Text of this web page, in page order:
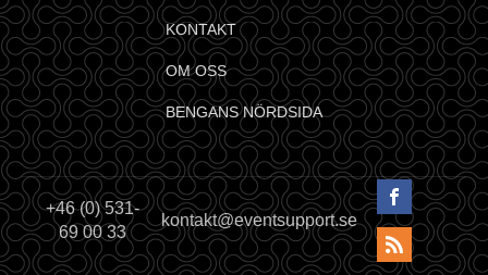
KONTAKT
OM OSS
BENGANS NÖRDSIDA
+46 (0) 531-
69 00 33
kontakt@eventsupport.se